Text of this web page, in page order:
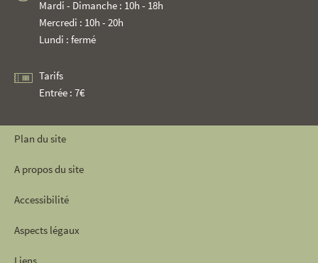
Mardi - Dimanche : 10h - 18h
Mercredi : 10h - 20h
Lundi : fermé
Tarifs
Entrée : 7€
Plan du site
A propos du site
Accessibilité
Aspects légaux